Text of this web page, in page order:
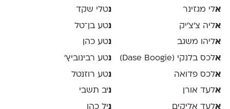
אלי מגזינר
אליה צ׳צ׳יק
אליהו משגב
אלכס בלנקי (Dase Boogie)
אלכס פדואה
אלעד אורן
אלעד אליקים
נטלי שקד
נטע בן־טל
נטע כהן
נטע רבינוביץ׳
נטע רוזנטל
ניב תשבי
ניל כהן